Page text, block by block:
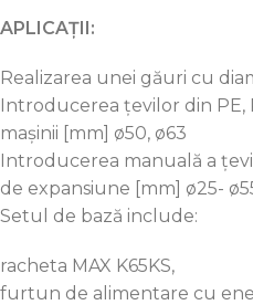
APLICAȚII:
Realizarea unei găuri cu
Introducerea țevilor din PE,
mașinii [mm] ø50, ø63
Introducerea manuală a
de expansiune [mm] ø25-
Setul de bază include:
racheta MAX K65KS,
furtun de alimentare cu